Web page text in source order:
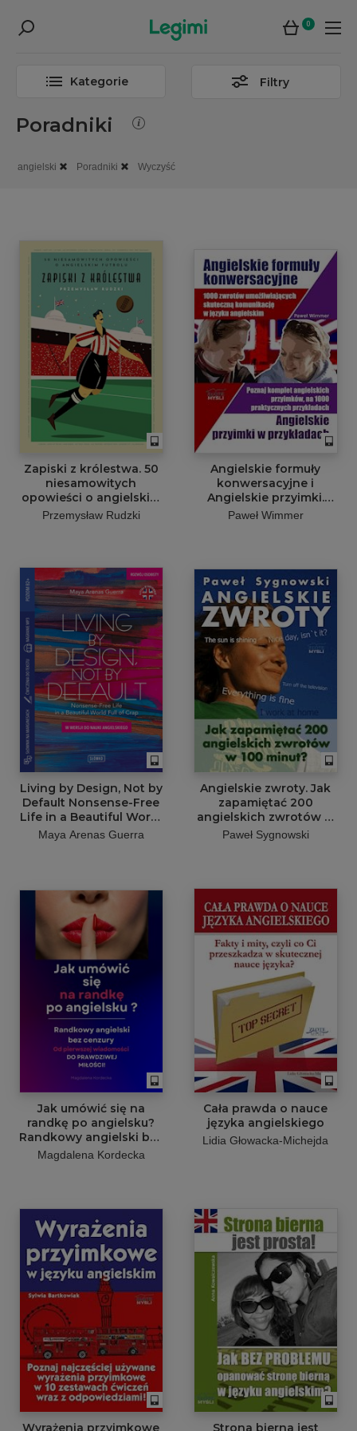
0
Kategorie Filtry
Poradniki
angielski Poradniki Wyczyść
Zapiski z królestwa. 50
niesamowitych
opowieści o angielskim
futbolu
Przemysław Rudzki
Angielskie formuły
konwersacyjne i
Angielskie przyimki.
1000 zwrotów
Poznaj komplet
angielskich przyimków,
na 1000 praktycznych
przykładach
Paweł Wimmer
Living by Design, Not by
Default Nonsense-Free
Life in a Beautiful World
Full of Crap w wersji do
Maya Arenas Guerra
Angielskie zwroty. Jak
zapamiętać 200
angielskich zwrotów w
100 minut?
Paweł Sygnowski
Jak umówić się na
randkę po angielsku?
Randkowy angielski bez
cenzury - Minikurs z
nagraniami mp3
Magdalena Kordecka
Cała prawda o nauce
języka angielskiego
Lidia Głowacka-Michejda
Wyrażenia przyimkowe Strona bierna jest